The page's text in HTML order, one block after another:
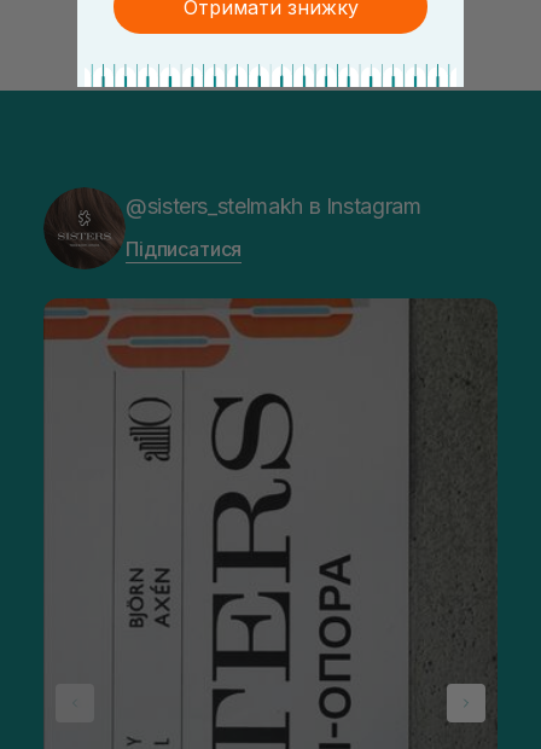
@sisters_stelmakh в Instagram
Підписатися
Отримати знижку